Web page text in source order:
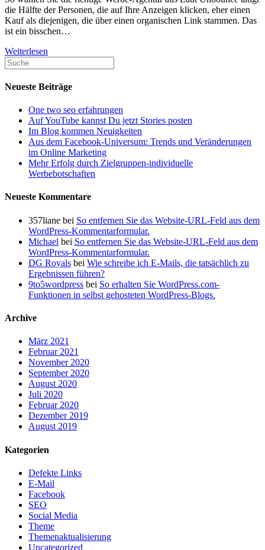
die Hälfte der Personen, die auf Ihre Anzeigen klicken, eher einen
Kauf als diejenigen, die über einen organischen Link stammen. Das
ist ein bisschen…
Weiterlesen
Sie
die
richtige
Agentur
aus
Neueste Beiträge
One two seo erfahrungen
Auf YouTube kannst Du jetzt Stories posten
Im Blog kommen Neuigkeiten
Aus dem Facebook-Universum: Trends und Veränderungen
im Online Marketing
Mehr Erfolg durch Zielgruppen-individuelle
Werbebotschaften
Neueste Kommentare
357liane bei So entfernen Sie das Website-URL-Feld aus dem
WordPress-Kommentarformular.
Michael bei So entfernen Sie das Website-URL-Feld aus dem
WordPress-Kommentarformular.
DG Royals bei Wie schreibe ich E-Mails, die tatsächlich zu
Ergebnissen führen?
9to5wordpress bei So erhalten Sie WordPress.com-
Funktionen in selbst gehosteten WordPress-Blogs.
Archive
März 2021
Februar 2021
November 2020
September 2020
August 2020
Juli 2020
Februar 2020
Dezember 2019
August 2019
Kategorien
Defekte Links
E-Mail
Facebook
SEO
Social Media
Theme
Themenaktualisierung
Uncategorized